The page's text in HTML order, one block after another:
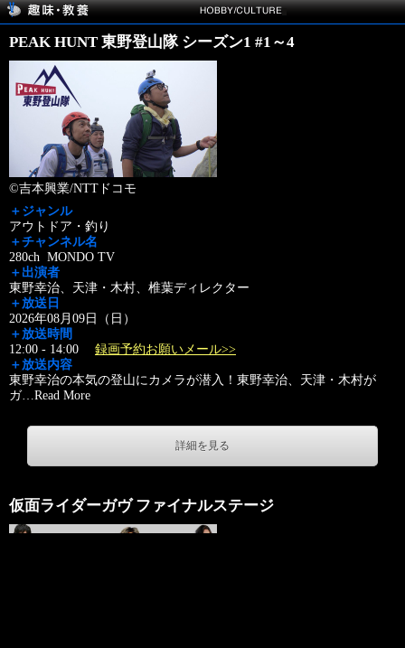
PEAK HUNT 東野登山隊 シーズン1 #1～4
©吉本興業/NTTドコモ
＋ジャンル
アウトドア・釣り
＋チャンネル名
280ch MONDO TV
＋出演者
東野幸治、天津・木村、椎葉ディレクター
＋放送日
2026年08月09日（日）
＋放送時間
12:00 - 14:00 録画予約お願いメール>>
＋放送内容
東野幸治の本気の登山にカメラが潜入！東野幸治、天津・木村が
ガ…Read More
詳細を見る
仮面ライダーガヴ ファイナルステージ